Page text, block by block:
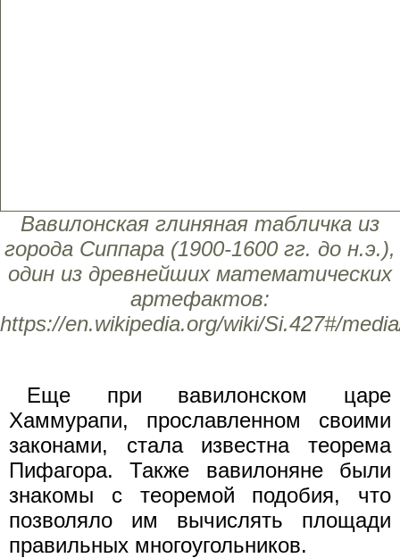
Вавилонская глиняная табличка из
города Сиппара (1900-1600 гг. до н.э.),
один из древнейших математических
артефактов:
https://en.wikipedia.org/wiki/Si.427#/
Еще при вавилонском царе
Хаммурапи, прославленном своими
законами, стала известна теорема
Пифагора. Также вавилоняне были
знакомы с теоремой подобия, что
позволяло им вычислять площади
правильных многоугольников.